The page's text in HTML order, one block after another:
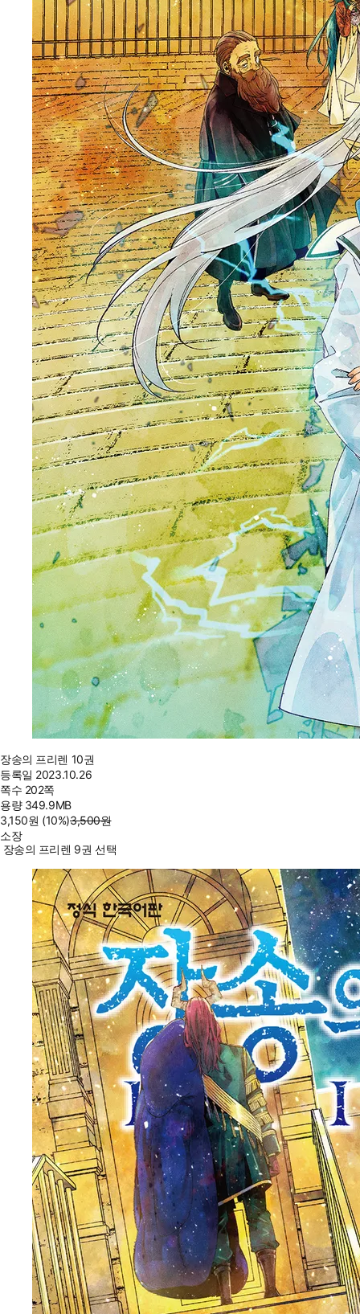
장송의 프리렌 10권
등록일 2023.10.26
쪽수 202쪽
용량 349.9MB
3,150원 (10%)3,500원
소장
장송의 프리렌 9권 선택